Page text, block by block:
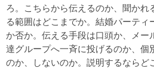
ろ。こちらから伝えるのか、聞かれ
る範囲はどこまでか。結婚パーティ
か否か。伝える手段は口頭か、メー
達グループへ一斉に投げるのか、個
のか、しないのか。説明するならど